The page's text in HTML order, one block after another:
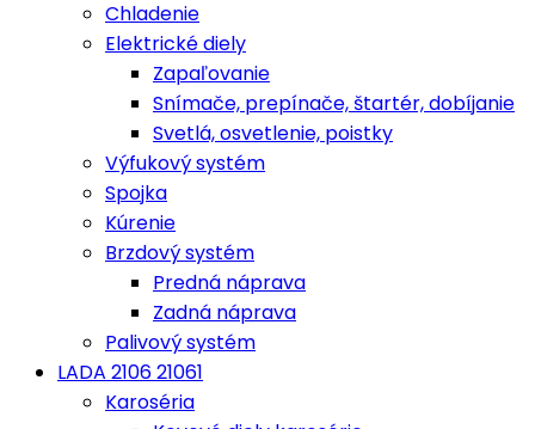
Chladenie
Elektrické diely
Zapaľovanie
Snímače, prepínače, štartér, dobíjanie
Svetlá, osvetlenie, poistky
Výfukový systém
Spojka
Kúrenie
Brzdový systém
Predná náprava
Zadná náprava
Palivový systém
LADA 2106 21061
Karoséria